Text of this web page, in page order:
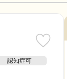
認知症可